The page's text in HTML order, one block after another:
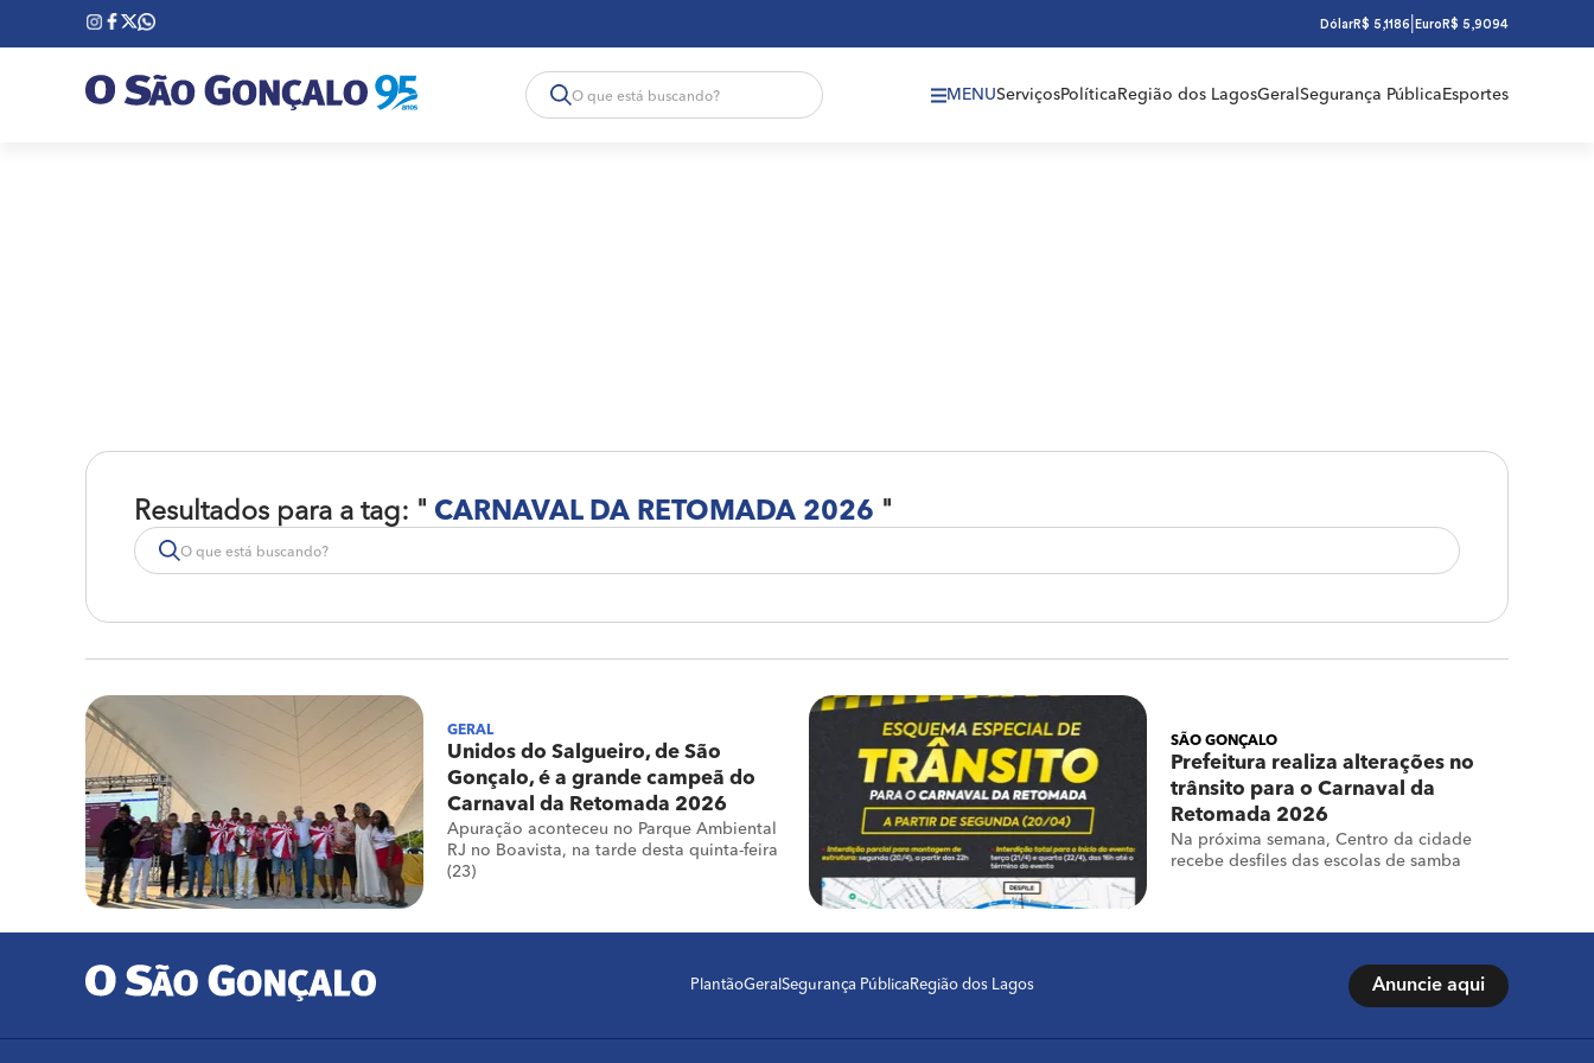
DólarR$ 5,1186 Euro R$ 5,9094
MENUServiçosPolítica Região dos LagosGeral Segurança Pública Esportes
Resultados para a tag: " CARNAVAL DA RETOMADA 2026 "
GERAL
Unidos do Salgueiro, de São
Gonçalo, é a grande campeã do
Carnaval da Retomada 2026
Apuração aconteceu no Parque Ambiental
RJ no Boavista, na tarde desta quinta-feira
(23)
SÃO GONÇALO
Prefeitura realiza alterações no
trânsito para o Carnaval da
Retomada 2026
Na próxima semana, Centro da cidade
recebe desfiles das escolas de samba
PlantãoGeral Segurança Pública Região dos Lagos Anuncie aqui